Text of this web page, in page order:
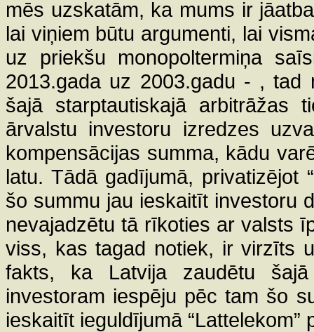
mēs uzskatām, ka mums ir
lai viņiem būtu argumenti, lai
uz priekšu monopoltermiņa
2013.gada uz 2003.gadu - , tad
šajā starptautiskajā arbitrāžas
ārvalstu investoru izredzes
kompensācijas summa, kādu
latu. Tādā gadījumā, privatizējot
šo summu jau ieskaitīt investoru
nevajadzētu tā rīkoties ar valsts
viss, kas tagad notiek, ir virzīts
fakts, ka Latvija zaudētu
investoram iespēju pēc tam šo
ieskaitīt ieguldījumā “Lattelekom”